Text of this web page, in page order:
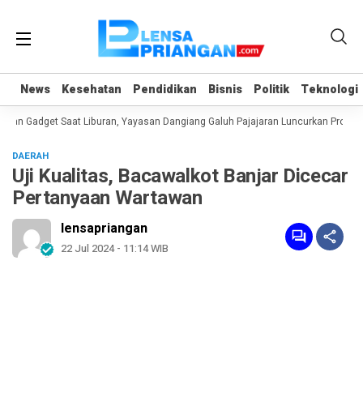
News Kesehatan Pendidikan Bisnis Politik Teknologi
News Kesehatan Pendidikan Bisnis Politik Teknologi
Gadget Saat Liburan, Yayasan Dangiang Galuh Pajajaran Luncurkan
DAERAH
Uji Kualitas, Bacawalkot Banjar Dicecar
Pertanyaan Wartawan
lensapriangan
22 Jul 2024 - 11:14 WIB